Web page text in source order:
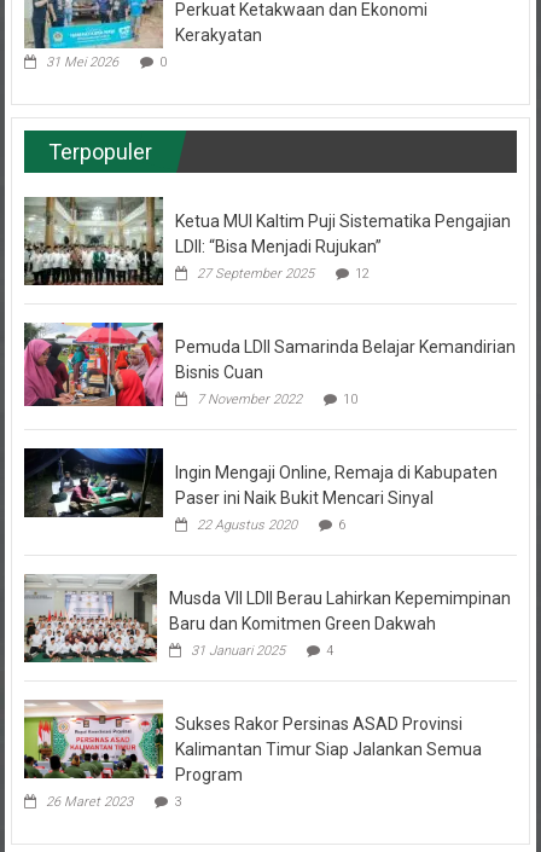
Kerakyatan
31 Mei 2026 0
Terpopuler
LDII: “Bisa Menjadi Rujukan”
27 September 2025 12
Bisnis Cuan
7 November 2022
Paser ini Naik Bukit Mencari Sinyal
22 Agustus 2020 6
Baru dan Komitmen Green Dakwah
31 Januari 2025 4
Kalimantan Timur Siap Jalankan Semua
Program
26 Maret 2023 3